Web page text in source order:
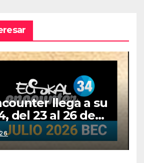
llega a su
del 23 al 26 de